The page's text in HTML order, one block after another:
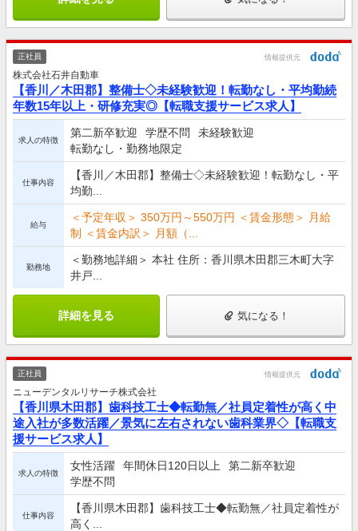
正社員 情報提供元
株式会社石井自動車
【香川／木田郡】整備士◇未経験歓迎！転勤なし・平均勤続
年数15年以上・研修充実◎【転職支援サービス求人】
求人の特徴
第二新卒歓迎 学歴不問
未経験歓迎
転勤なし・勤務地限定
仕事内容
【香川／木田郡】整備士◇未経験歓迎！転勤なし・平
均勤...
給与
＜予定年収＞ 350万円～550万円 ＜賃金形態＞ 月給
制 ＜賃金内訳＞ 月額（...
勤務地
＜勤務地詳細＞ 本社 住所：香川県木田郡三木町大字
井戸...
詳細を見る 気になる！
正社員 情報提供元
ニューデンタルリサーチ株式会社
【香川県木田郡】歯科技工士◆転勤無／社員定着性が高く中
途入社が多数活躍／景気に左右されない歯科業界◇【転職支
援サービス求人】
求人の特徴
女性活躍 年間休日120日以上
第二新卒歓迎
学歴不問
仕事内容
【香川県木田郡】歯科技工士◆転勤無／社員定着性が
高く...